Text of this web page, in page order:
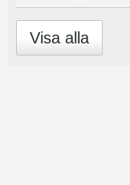
Visa alla